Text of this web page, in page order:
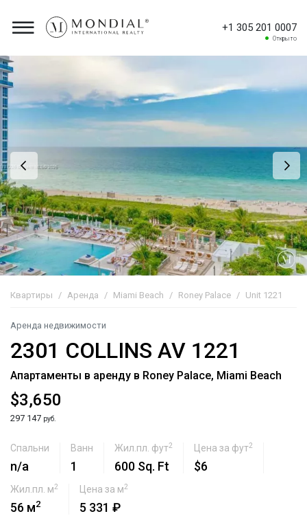
+1 305 201 0007
Открыто
Квартиры Аренда Miami Beach Roney Palace Unit 1221
Аренда недвижимости
2301 COLLINS AV 1221
Апартаменты в аренду в Roney Palace, Miami Beach
$3,650
297 147 руб.
Спальни
n/a
Ванн
1
Жил.пл. фут2
600 Sq. Ft
Цена за фут2
$6
Жил.пл. м2
56 м2
Цена за м2
5 331 ₽